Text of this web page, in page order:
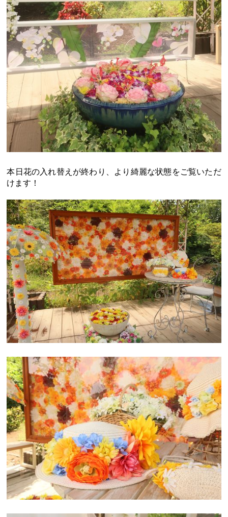
本日花の入れ替えが終わり、より綺麗な状態をご覧いただ
けます！